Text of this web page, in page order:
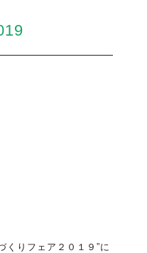
くりフェア２０１９”に